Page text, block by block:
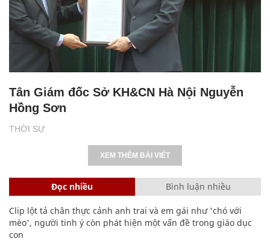
THỜI SỰ
Tân Giám đốc Sở KH&CN Hà Nội Nguyễn
Hồng Sơn
XEM THÊM BÀI VIẾT
Đọc nhiều Bình luận nhiều
Clip lột tả chân thực cảnh anh trai và em gái như 'chó với
mèo', người tinh ý còn phát hiện một vấn đề trong giáo dục
con